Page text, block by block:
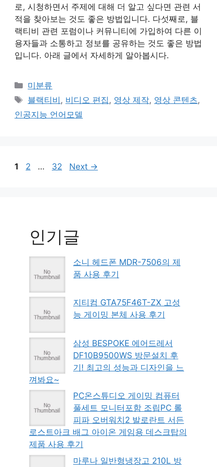
로, 시청하면서 주제에 대해 더 알고 싶다면 관련 서
적을 찾아보는 것도 좋은 방법입니다. 다섯째로, 블
랙티비 관련 포럼이나 커뮤니티에 가입하여 다른 이
용자들과 소통하고 정보를 공유하는 것도 좋은 방법
입니다. 아래 글에서 자세하게 알아봅시다.
Categories
미분류
Tags
블랙티비 , 비디오 편집 , 영상 제작, 영상 콘텐츠,
인공지능 언어모델
Page
1 Page
2 … Page
32 Next →
인기글
소니 헤드폰 MDR-7506의 제
품 사용 후기
지티컴 GTA75F46T-ZX 고성
능 게이밍 본체 사용 후기
삼성 BESPOKE 에어드레서
DF10B9500WS 방문설치 후
기! 최고의 성능과 디자인을 느
껴봐요~
PC온스튜디오 게이밍 컴퓨터
풀세트 모니터포함 조립PC 롤
피파 오버워치2 발로란트 서든
로스트아크 배그 아이온 게임용 데스크탑의
제품 사용 후기
마루나 일반형냉장고 210L 방